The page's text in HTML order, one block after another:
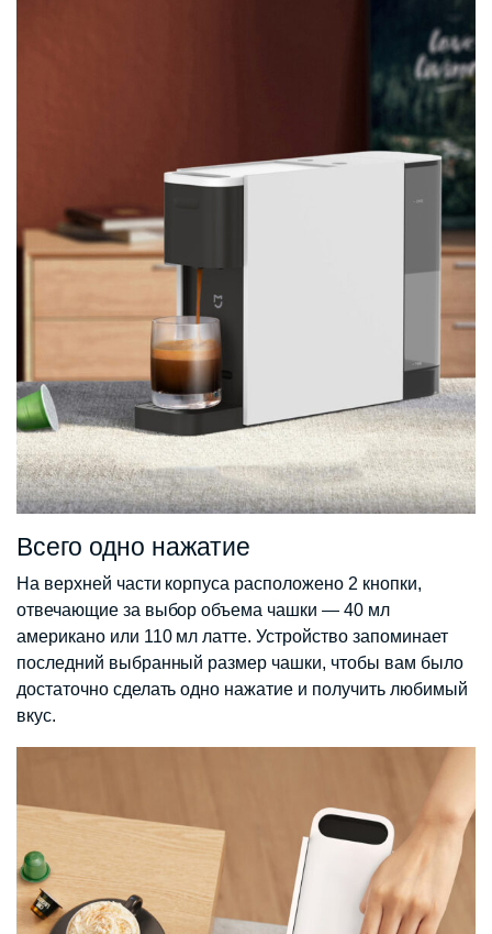
Всего одно нажатие
На верхней части корпуса расположено 2 кнопки,
отвечающие за выбор объема чашки — 40 мл
американо или 110 мл латте. Устройство запоминает
последний выбранный размер чашки, чтобы вам было
достаточно сделать одно нажатие и получить любимый
вкус.